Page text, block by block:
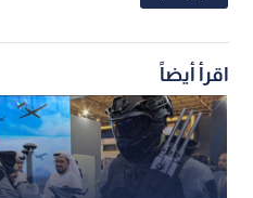
اقرأ أيضاً